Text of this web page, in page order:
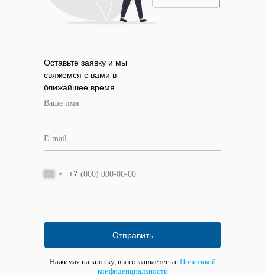
+7
Отправить
Нажимая на кнопку, вы соглашаетесь с Политикой
конфиденциальности
Оставьте заявку и мы
свяжемся с вами в
ближайшее время